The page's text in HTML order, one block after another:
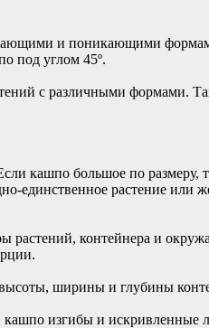
и поникающими
под углом 45º.
с различными формами.
кашпо большое по размеру,
единственное растение или
растений, контейнера и
ширины и глубины
изгибы и